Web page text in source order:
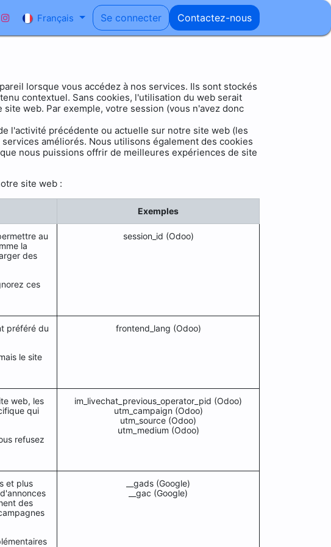
Français Se connecter Contactez-nous
lorsque vous accédez à nos services. Ils sont stockés
contextuel. Sans cookies, l'utilisation du web serait
web. Par exemple, votre session (vous n'avez donc
l'activité précédente ou actuelle sur notre site web (les
améliorés. Nous utilisons également des cookies
nous puissions offrir de meilleures expériences de site
site web :
Exemples
au
la
des
ces
session_id (Odoo)
préféré du
le site
frontend_lang (Odoo)
web, les
qui
refusez
im_livechat_previous_operator_pid (Odoo)
utm_campaign (Odoo)
utm_source (Odoo)
utm_medium (Odoo)
et plus
des
__gads (Google)
__gac (Google)